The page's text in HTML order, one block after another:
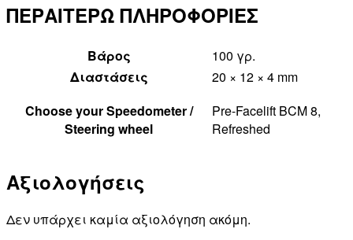
ΠΕΡΑΙΤΕΡΩ ΠΛΗΡΟΦΟΡΙΕΣ
Βάρος
100 γρ.
Διαστάσεις
20 × 12 × 4 mm
Choose your Speedometer /
Steering wheel
Pre-Facelift BCM 8,
Refreshed
Αξιολογήσεις
Δεν υπάρχει καμία αξιολόγηση ακόμη.